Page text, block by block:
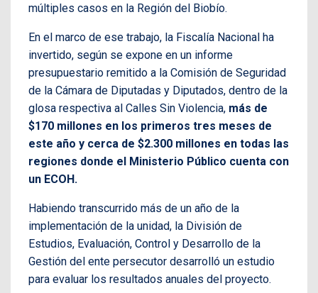
múltiples casos en la Región del Biobío.
En el marco de ese trabajo, la Fiscalía Nacional ha
invertido, según se expone en un informe
presupuestario remitido a la Comisión de Seguridad
de la Cámara de Diputadas y Diputados, dentro de la
glosa respectiva al Calles Sin Violencia, más de
$170 millones en los primeros tres meses de
este año y cerca de $2.300 millones en todas las
regiones donde el Ministerio Público cuenta con
un ECOH.
Habiendo transcurrido más de un año de la
implementación de la unidad, la División de
Estudios, Evaluación, Control y Desarrollo de la
Gestión del ente persecutor desarrolló un estudio
para evaluar los resultados anuales del proyecto.